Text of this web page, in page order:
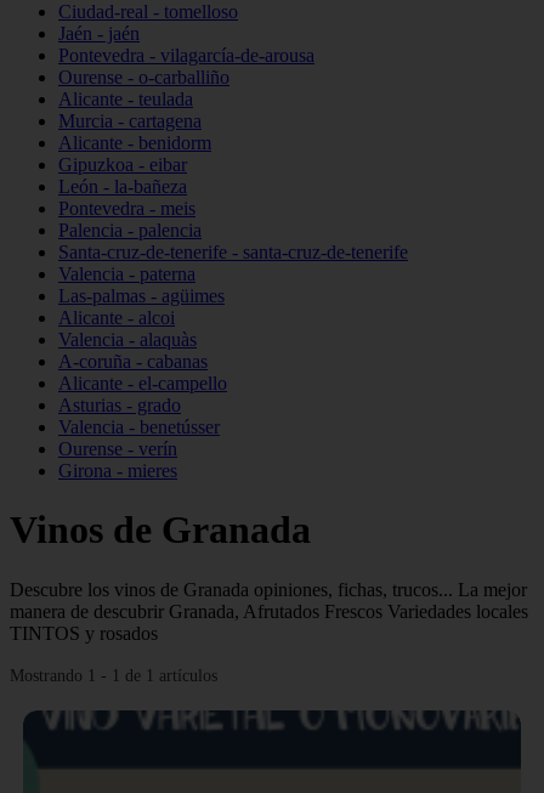
Ciudad-real - tomelloso
Jaén - jaén
Pontevedra - vilagarcía-de-arousa
Ourense - o-carballiño
Alicante - teulada
Murcia - cartagena
Alicante - benidorm
Gipuzkoa - eibar
León - la-bañeza
Pontevedra - meis
Palencia - palencia
Santa-cruz-de-tenerife - santa-cruz-de-tenerife
Valencia - paterna
Las-palmas - agüimes
Alicante - alcoi
Valencia - alaquàs
A-coruña - cabanas
Alicante - el-campello
Asturias - grado
Valencia - benetússer
Ourense - verín
Girona - mieres
Vinos de Granada
Descubre los vinos de Granada opiniones, fichas, trucos... La mejor
manera de descubrir Granada, Afrutados Frescos Variedades locales
TINTOS y rosados
Mostrando 1 - 1 de 1 artículos